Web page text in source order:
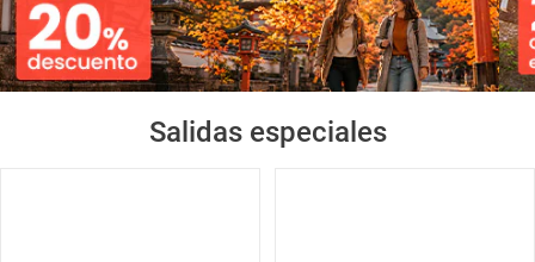
Salidas especiales